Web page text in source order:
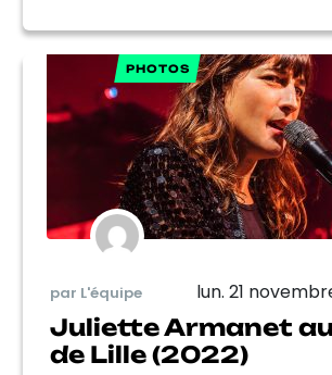
PHOTOS
par L'équipe lun. 21
Juliette Armanet
de Lille (2022)